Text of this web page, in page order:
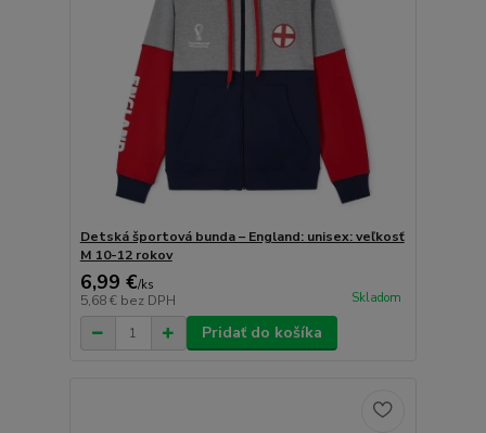
Detská športová bunda – England: unisex: veľkosť
M 10-12 rokov
6,99 €/ks
5,68 € bez DPH Skladom
Pridať do košíka